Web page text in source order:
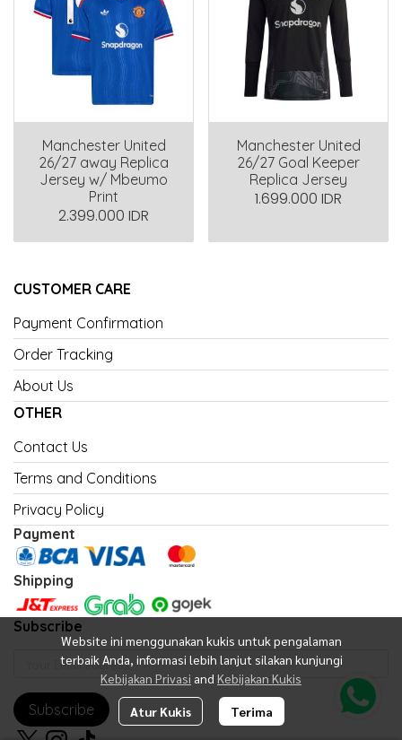
Manchester United
26/27 away Replica
Jersey w/ Mbeumo
Print
2.399.000 IDR
Manchester United
26/27 Goal Keeper
Replica Jersey
1.699.000 IDR
Website ini menggunakan kukis untuk pengalaman
terbaik Anda, informasi lebih lanjut silakan kunjungi
Kebijakan Privasi and Kebijakan Kukis
Atur Kukis Terima
CUSTOMER CARE
Payment Confirmation
Order Tracking
About Us
OTHER
Contact Us
Terms and Conditions
Privacy Policy
Payment
Shipping
Subscribe
Subscribe